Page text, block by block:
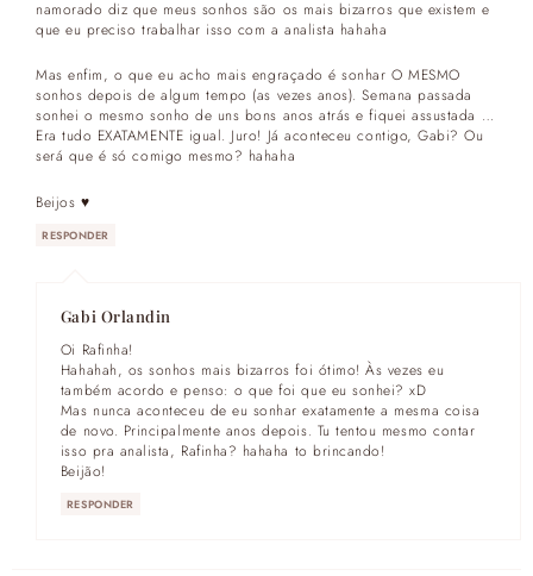
namorado diz que meus sonhos são os mais bizarros que existem e
que eu preciso trabalhar isso com a analista hahaha
Mas enfim, o que eu acho mais engraçado é sonhar O MESMO
sonhos depois de algum tempo (as vezes anos). Semana passada
sonhei o mesmo sonho de uns bons anos atrás e fiquei assustada …
Era tudo EXATAMENTE igual. Juro! Já aconteceu contigo, Gabi? Ou
será que é só comigo mesmo? hahaha
Beijos ♥
RESPONDER
Gabi Orlandin
Oi Rafinha!
Hahahah, os sonhos mais bizarros foi ótimo! Às vezes eu
também acordo e penso: o que foi que eu sonhei? xD
Mas nunca aconteceu de eu sonhar exatamente a mesma coisa
de novo. Principalmente anos depois. Tu tentou mesmo contar
isso pra analista, Rafinha? hahaha to brincando!
Beijão!
RESPONDER